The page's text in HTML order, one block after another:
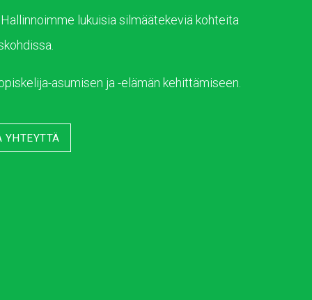
lukuisia silmäätekeviä kohteita
asumisen ja -elämän kehittämiseen.
YHTEYTTÄ